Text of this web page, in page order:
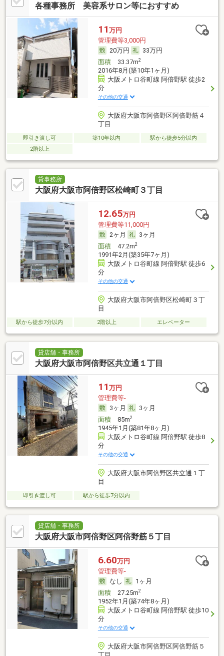
各種事務所 美容系サロン等におすすめ
11 万円
管理費等3,000円
20万円
33万円
面積33.37m2
2016年8月(築10年1ヶ月)
大阪メトロ谷町線 阿倍野駅 徒歩2
分
その他の交通
大阪府大阪市阿倍野区阿倍野筋４
丁目
即引き渡し可 築10年以内
駅から徒歩5分以内
2階以上
貸事務所
大阪府大阪市阿倍野区松崎町３丁目
12.65万円
管理費等11,000円
2ヶ月
3ヶ月
面積47.2m2
1991年2月(築35年7ヶ月)
大阪メトロ谷町線 阿倍野駅 徒歩6
分
その他の交通
大阪府大阪市阿倍野区松崎町３丁
目
駅から徒歩7分以内 2階以上 エレベーター
貸店舗・事務所
大阪府大阪市阿倍野区共立通１丁目
11 万円
管理費等-
3ヶ月
3ヶ月
面積85m2
1945年1月(築81年8ヶ月)
大阪メトロ谷町線 阿倍野駅 徒歩8
分
その他の交通
大阪府大阪市阿倍野区共立通１丁
目
即引き渡し可 駅から徒歩7分以内
貸店舗・事務所
大阪府大阪市阿倍野区阿倍野筋５丁目
6.60万円
管理費等-
なし
1ヶ月
面積27.25m2
1952年1月(築74年8ヶ月)
大阪メトロ谷町線 阿倍野駅 徒歩10
分
その他の交通
大阪府大阪市阿倍野区阿倍野筋５